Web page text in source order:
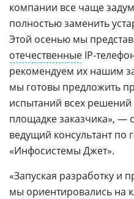
компании все чаще
полностью заменить
Этой осенью мы
отечественные IP-
рекомендуем их нашим
мы готовы предложить
испытаний всех
площадке заказчика», —
ведущий консультант
«Инфосистемы Джет».
«Запуская разработку и
мы ориентировались на